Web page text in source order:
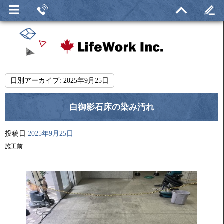
日別アーカイブ: 2025年9月25日
白御影石床の染み汚れ
投稿日 2025年9月25日
施工前